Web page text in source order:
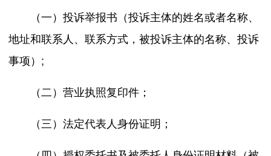
（一）投诉举报书（投诉主体的姓名或者名称、
地址和联系人、联系方式，被投诉主体的名称、投诉
事项）;
（二）营业执照复印件；
（三）法定代表人身份证明；